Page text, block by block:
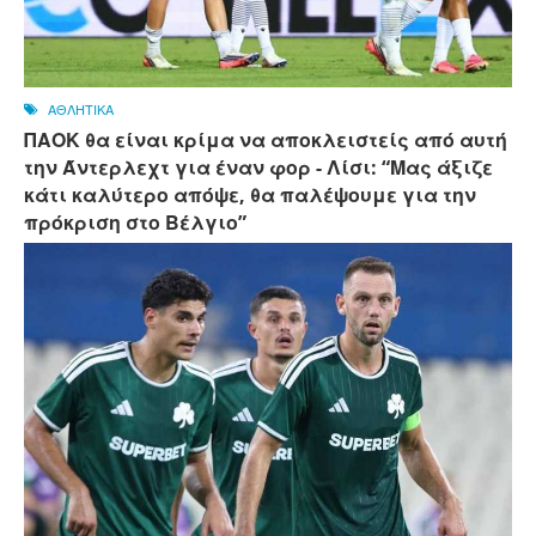
ΑΘΛΗΤΙΚΑ
ΠΑΟΚ θα είναι κρίμα να αποκλειστείς από αυτή
την Άντερλεχτ για έναν φορ - ​​Λίσι: “Μας άξιζε
κάτι καλύτερο απόψε, θα παλέψουμε για την
πρόκριση στο Βέλγιο”